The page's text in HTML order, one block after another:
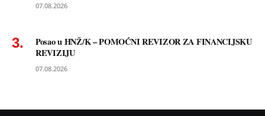
07.08.2026
Posao u HNŽ/K – POMOĆNI REVIZOR ZA FINANCIJSKU
REVIZIJU
07.08.2026